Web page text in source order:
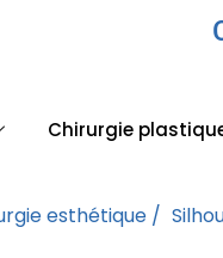
Chirurgie
esthétique /